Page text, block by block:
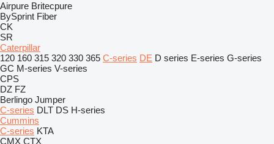
Airpure Britecpure
BySprint Fiber
CK
SR
Caterpillar
120 160 315 320 330 365 C-series DE D series E-series G-series
GC M-series V-series
CPS
DZ FZ
Berlingo Jumper
C-series DLT DS H-series
Cummins
C-series KTA
CMX CTX